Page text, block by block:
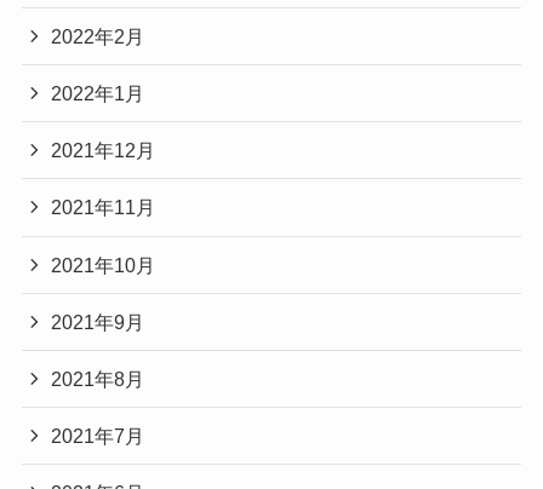
2022年2月
2022年1月
2021年12月
2021年11月
2021年10月
2021年9月
2021年8月
2021年7月